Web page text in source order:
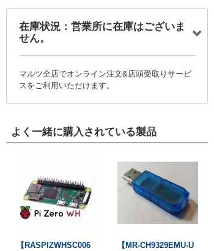
在庫状況：営業所に在庫はございま
せん。
マルツ全店でオンライン注文&店頭受取りサービ
スをご利用いただけます。
よく一緒に購入されている製品
【RASPIZWHSC006
【MR-CH9329EMU-U